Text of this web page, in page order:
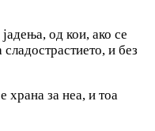
од кои, ако се
и без
храна за неа, и тоа